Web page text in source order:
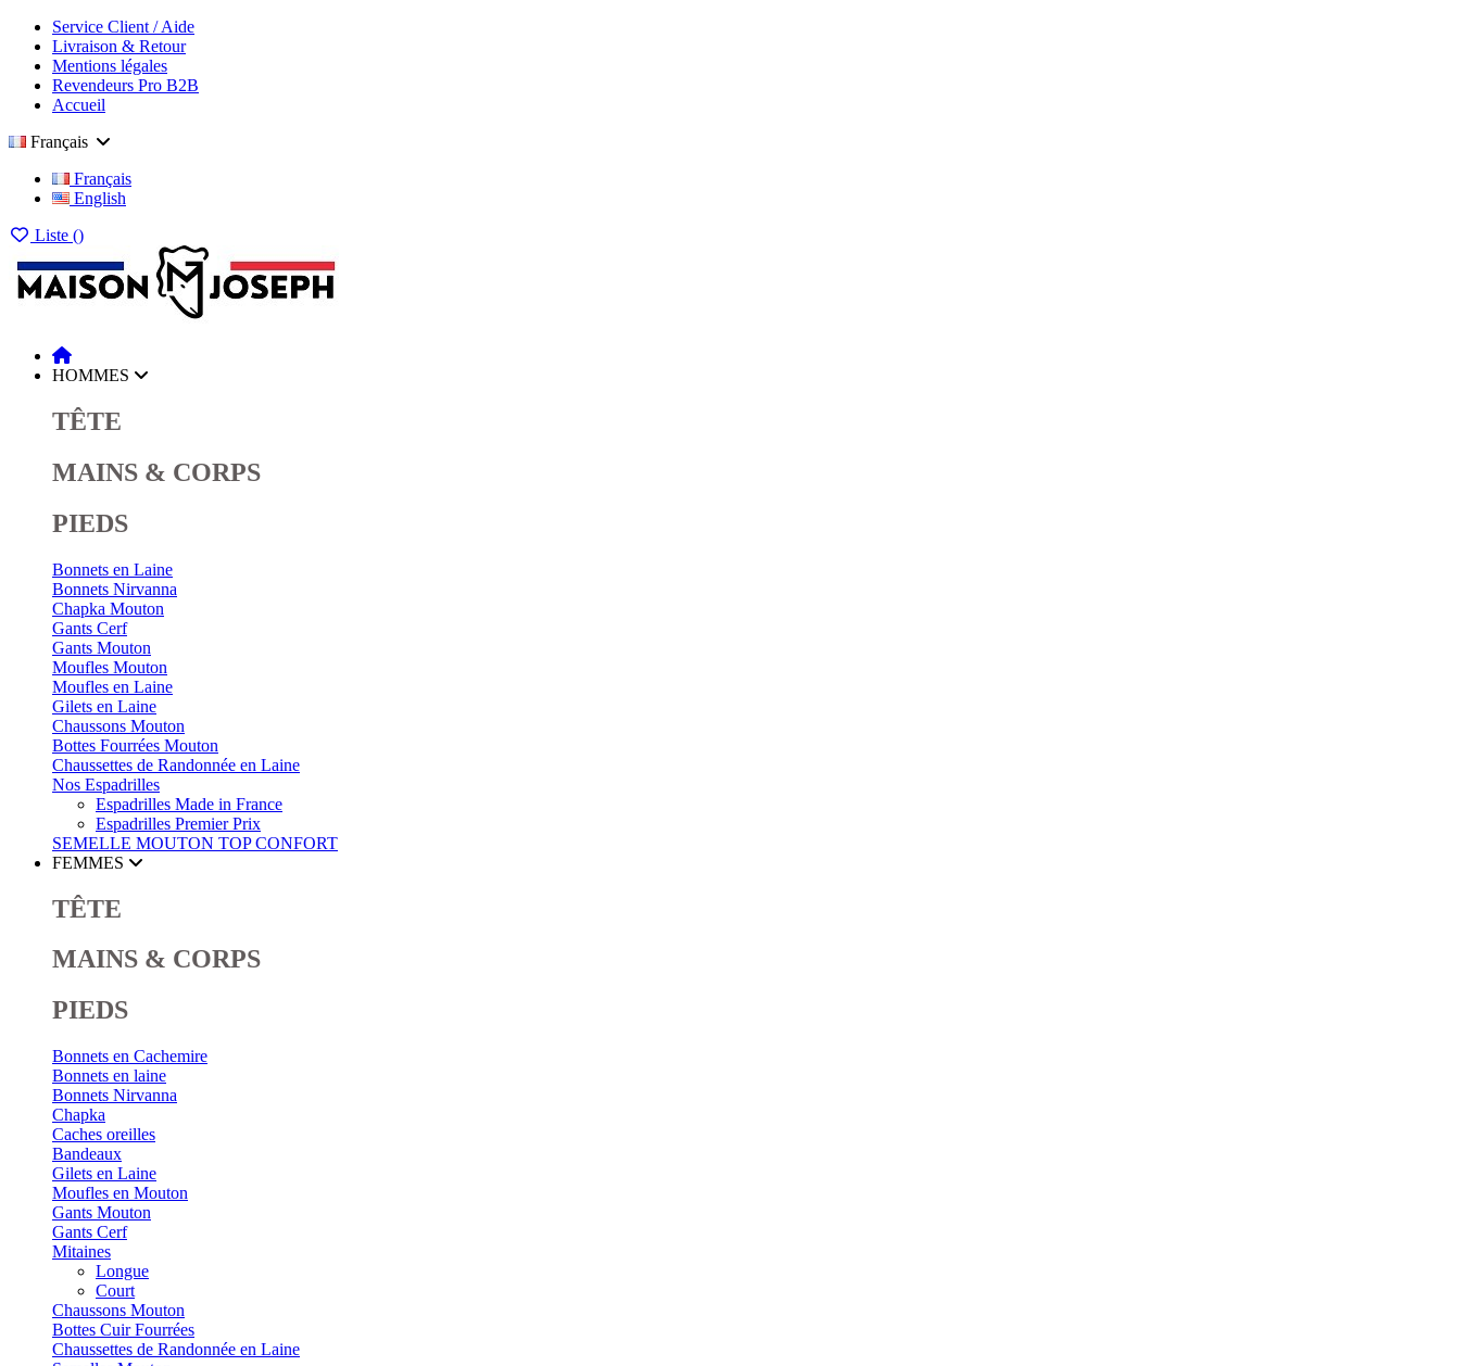
Service Client / Aide
Livraison & Retour
Mentions légales
Revendeurs Pro B2B
Accueil
Français
Français
English
Liste ()
HOMMES
TÊTE
MAINS & CORPS
PIEDS
Bonnets en Laine
Bonnets Nirvanna
Chapka Mouton
Gants Cerf
Gants Mouton
Moufles Mouton
Moufles en Laine
Gilets en Laine
Chaussons Mouton
Bottes Fourrées Mouton
Chaussettes de Randonnée en Laine
Nos Espadrilles
Espadrilles Made in France
Espadrilles Premier Prix
SEMELLE MOUTON TOP CONFORT
FEMMES
TÊTE
MAINS & CORPS
PIEDS
Bonnets en Cachemire
Bonnets en laine
Bonnets Nirvanna
Chapka
Caches oreilles
Bandeaux
Gilets en Laine
Moufles en Mouton
Gants Mouton
Gants Cerf
Mitaines
Longue
Court
Chaussons Mouton
Bottes Cuir Fourrées
Chaussettes de Randonnée en Laine